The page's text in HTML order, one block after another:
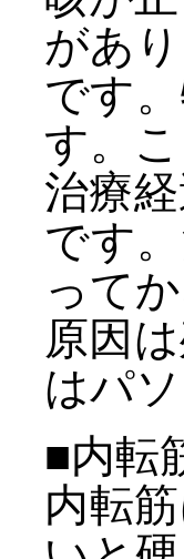
があ
です
す。
治療
です
って
原因
はパ
■内転
内転